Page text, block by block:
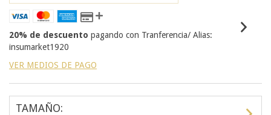
20% de descuento pagando con Tranferencia/ Alias:
insumarket1920
VER MEDIOS DE PAGO
TAMAÑO: